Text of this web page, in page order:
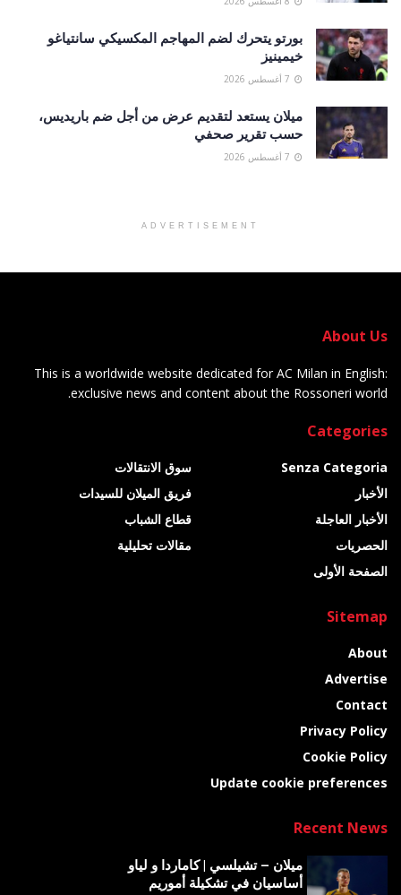
بورتو يتحرك لضم المهاجم المكسيكي سانتياغو
خيمينيز
ميلان يستعد لتقديم عرض من أجل ضم باريديس،
حسب تقرير صحفي
ADVERTISEMENT
About Us
This is a worldwide website dedicated for AC Milan in English:
exclusive news and content about the Rossoneri world.
Categories
Senza Categoria
الأخبار
الأخبار العاجلة
الحصريات
الصفحة الأولى
سوق الانتقالات
فريق الميلان للسيدات
قطاع الشباب
مقالات تحليلية
Sitemap
About
Advertise
Contact
Privacy Policy
Cookie Policy
Update cookie preferences
Recent News
ميلان – تشيلسي | كاماردا و لياو
أساسيان في تشكيلة أموريم